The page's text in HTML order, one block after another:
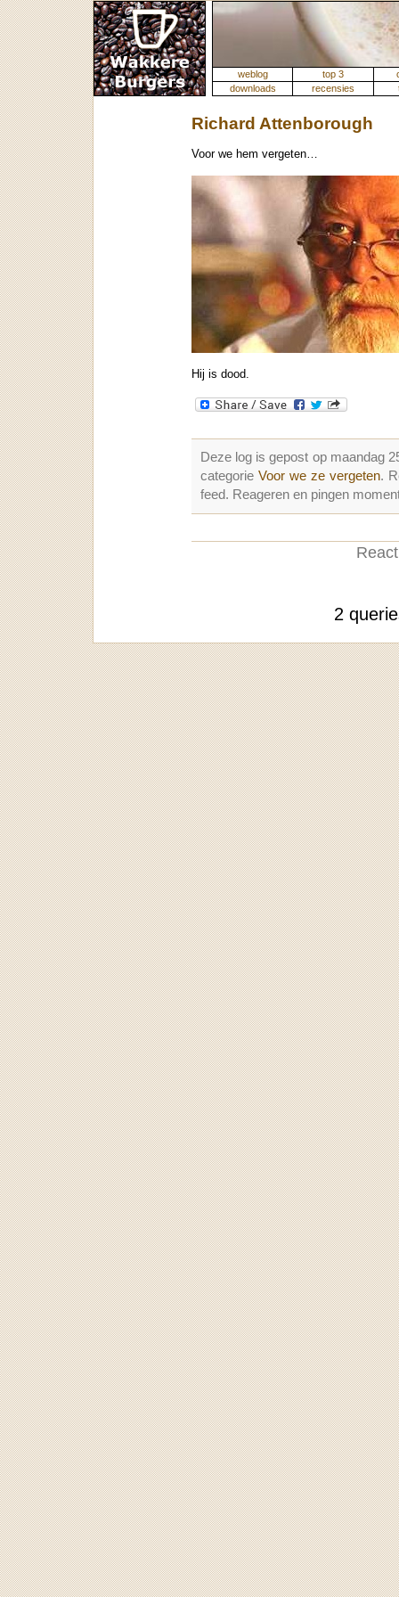
weblog top 3
downloads
recensies
Richard Attenborough
Voor we hem vergeten…
Hij is dood.
Deze log is gepost op maandag
categorieVoor we ze vergeten.
feed. Reageren en pingen
2